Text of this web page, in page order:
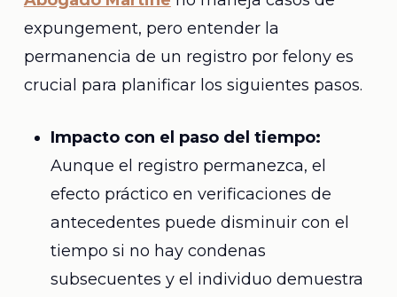
expungement, pero entender la
permanencia de un registro por felony es
crucial para planificar los siguientes pasos.
Impacto con el paso del tiempo:
Aunque el registro permanezca, el
efecto práctico en verificaciones de
antecedentes puede disminuir con el
tiempo si no hay condenas
subsecuentes y el individuo demuestra